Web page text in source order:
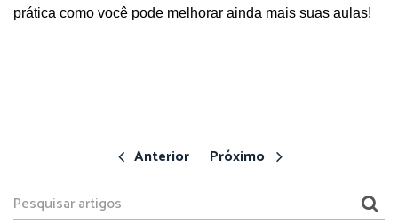
prática como você pode melhorar ainda mais suas aulas!
Anterior Próximo